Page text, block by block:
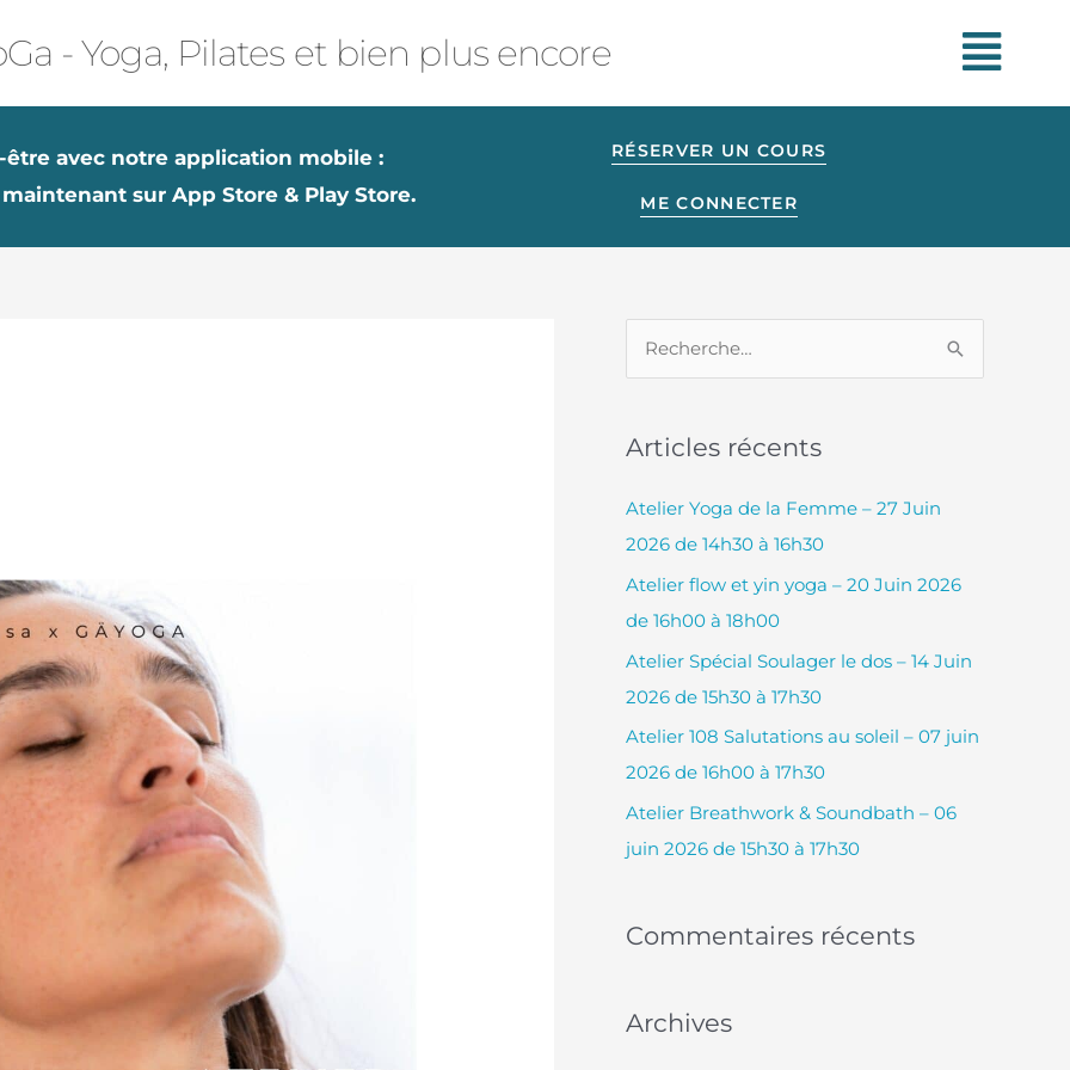
- Yoga, Pilates et bien plus encore
avec notre application mobile :
sur App Store & Play Store.
RÉSERVER UN COURS
ME CONNECTER
h
e
r
r
:
Articles récents
Atelier Yoga de la Femme – 27 Juin
2026 de 14h30 à 16h30
Atelier flow et yin yoga – 20 Juin 2026
de 16h00 à 18h00
Atelier Spécial Soulager le dos – 14 Juin
2026 de 15h30 à 17h30
Atelier 108 Salutations au soleil – 07 juin
2026 de 16h00 à 17h30
Atelier Breathwork & Soundbath – 06
juin 2026 de 15h30 à 17h30
Commentaires récents
Archives